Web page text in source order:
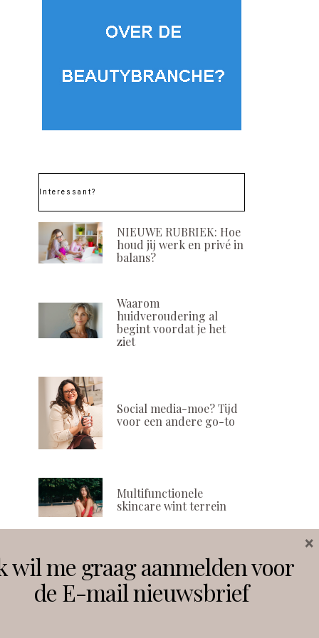
Interessant?
NIEUWE RUBRIEK: Hoe
houd jij werk en privé in
balans?
Waarom
huidveroudering al
begint voordat je het
ziet
Social media-moe? Tijd
voor een andere go-to
Multifunctionele
skincare wint terrein
Volg ons
wil me graag aanmelden voor
de E-mail nieuwsbrief
×